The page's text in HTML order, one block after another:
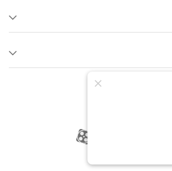
کانال آپارات
کانال آپارات